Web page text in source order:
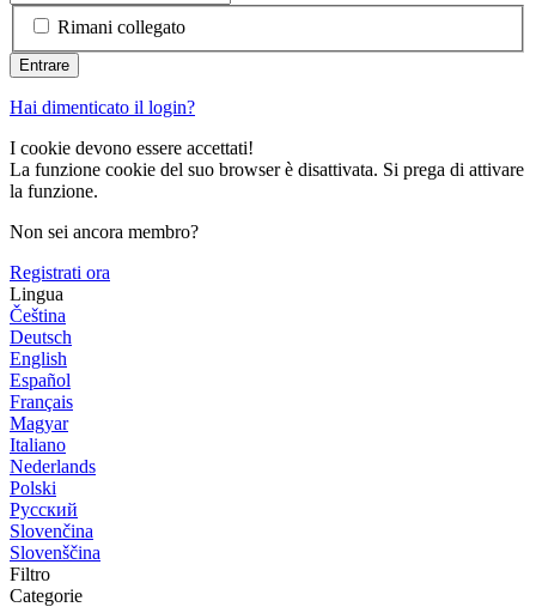
Rimani collegato
Hai dimenticato il login?
I cookie devono essere accettati!
La funzione cookie del suo browser è disattivata. Si prega di attivare
la funzione.
Non sei ancora membro?
Registrati ora
Lingua
Čeština
Deutsch
English
Español
Français
Magyar
Italiano
Nederlands
Polski
Русский
Slovenčina
Slovenščina
Filtro
Categorie